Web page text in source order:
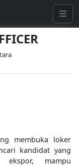
membuka loker
kandidat yang
mampu